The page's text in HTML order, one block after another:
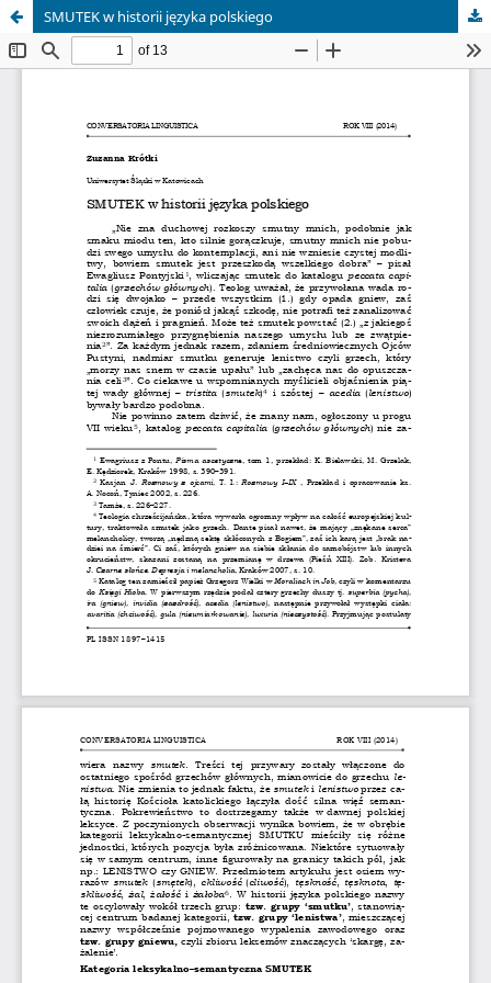
SMUTEK w historii języka polskiego